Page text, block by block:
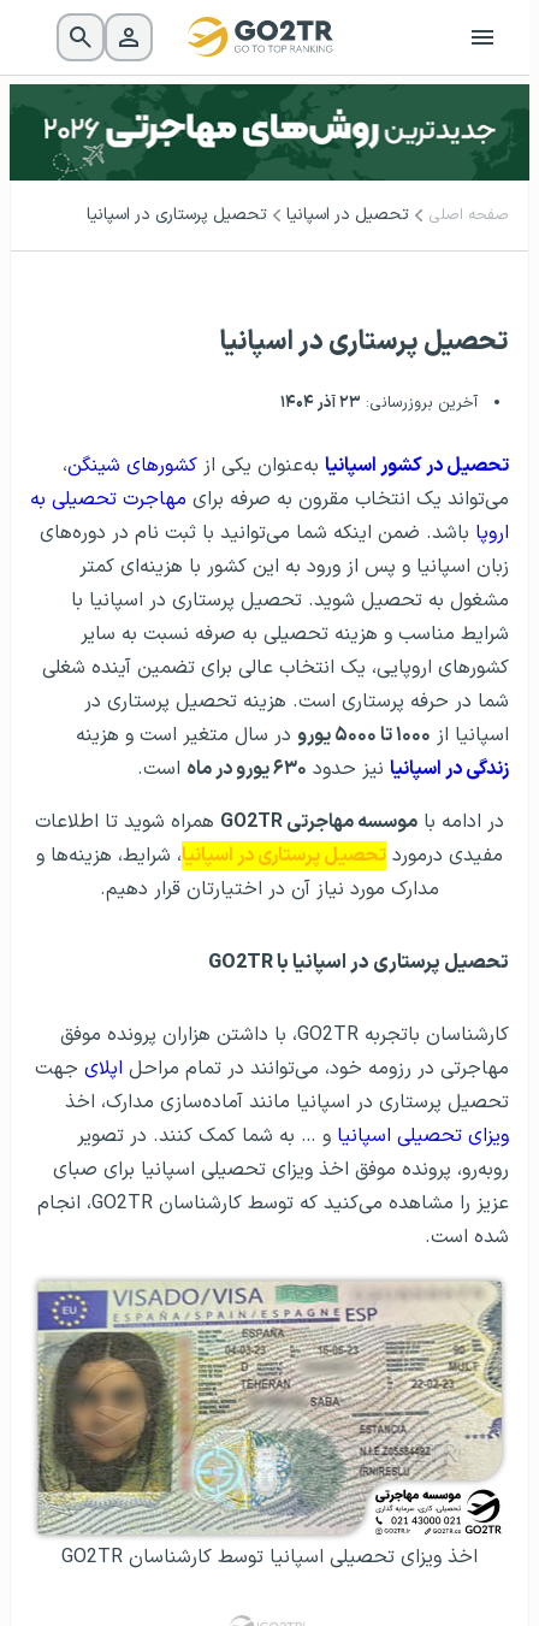
صفحه اصلی تحصیل در اسپانیا تحصیل پرستاری در اسپانیا
تحصیل پرستاری در اسپانیا
آخرین بروزرسانی: ۲۳ آذر ۱۴۰۴
تحصیل در کشور اسپانیا به‌عنوان یکی از کشورهای شینگن،
می‌تواند یک انتخاب مقرون به صرفه برای مهاجرت تحصیلی به
اروپا باشد. ضمن اینکه شما می‌توانید با ثبت نام در دوره‌های
زبان اسپانیا و پس از ورود به این کشور با هزینه‌ای کمتر
مشغول به تحصیل شوید. تحصیل پرستاری در اسپانیا با
شرایط مناسب و هزینه تحصیلی به صرفه نسبت به سایر
کشورهای اروپایی، یک انتخاب عالی برای تضمین آینده شغلی
شما در حرفه پرستاری است. هزینه تحصیل پرستاری در
اسپانیا از ۱۰۰۰ تا ۵۰۰۰ یورو
در سال متغیر است و هزینه
زندگی در اسپانیا نیز حدود ۶۳۰ یورو در ماه
است.
در ادامه با موسسه مهاجرتی GO2TR
همراه شوید تا اطلاعات
مفیدی درمورد تحصیل پرستاری در اسپانیا، شرایط، هزینه‌ها و
مدارک مورد نیاز آن در اختیارتان قرار دهیم.
تحصیل پرستاری در اسپانیا با GO2TR
کارشناسان باتجربه GO2TR، با داشتن هزاران پرونده موفق
مهاجرتی در رزومه خود، می‌توانند در تمام مراحل اپلای جهت
تحصیل پرستاری در اسپانیا مانند آماده‌سازی مدارک، اخذ
ویزای تحصیلی اسپانیا و … به شما کمک کنند. در تصویر
روبه‌رو، پرونده موفق اخذ ویزای تحصیلی اسپانیا برای صبای
عزیز را مشاهده می‌کنید که توسط کارشناسان GO2TR، انجام
شده است.
اخذ ویزای تحصیلی اسپانیا توسط کارشناسان GO2TR